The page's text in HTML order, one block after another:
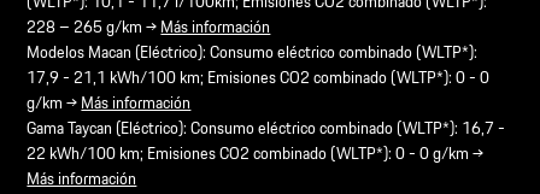
228 – 265 g/km →Más información
Modelos Macan (Eléctrico): Consumo eléctrico combinado (WLTP*):
17,9 - 21,1 kWh/100 km; Emisiones CO2 combinado (WLTP*): 0 - 0
g/km →Más información
Gama Taycan (Eléctrico): Consumo eléctrico combinado (WLTP*): 16,7 -
22 kWh/100 km; Emisiones CO2 combinado (WLTP*): 0 - 0 g/km →
Más información